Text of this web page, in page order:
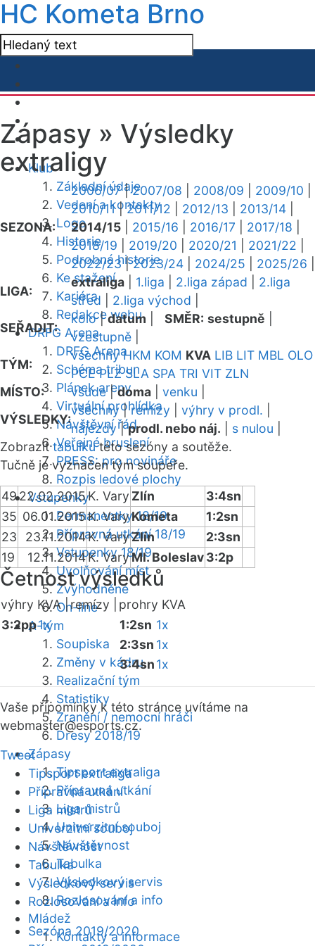
HC Kometa Brno
Klub
Základní údaje
Vedení a kontakty
Logo
Historie
Podrobná historie
Ke stažení
Kariéra
Redakce webu
DRFG Arena
DRFG Arena
Schéma tribun
Plánek areny
Virtuální prohlídka
Návštěvní řád
Veřejné bruslení
PRESS: pro novináře
Rozpis ledové plochy
Vstupenky
Permanentky 18/19
Přípravná utkání 18/19
Vstupenky 18/19
Uvolňování míst
Zvýhodněné
On-line
A-tým
Soupiska
Změny v kádru
Realizační tým
Statistiky
Zranění / nemocní hráči
Dresy 2018/19
Zápasy
Tipsport extraliga
Přípravná utkání
Liga mistrů
Univerzitní souboj
Návštěvnost
Tabulka
Výsledkový servis
Rozlosování a info
Mládež
Kontakty a informace
Zápasy » Výsledky
extraligy
SEZONA:
2006/07|2007/08 2008/09 2009/10
2010/11|2011/12 2012/13 2013/14
2014/15
2015/16 2016/17 2017/18
2018/19
2019/20 2020/21 2021/22
2022/23|2023/24 2024/25 2025/26
LIGA:
extraliga 1.liga 2.liga západ
2.liga
střed
2.liga východ
SEŘADIT:
kolo|datum SMĚR: sestupně
vzestupně
TÝM:
všechny HKM KOM KVA LIB LIT MBL OLO
PCE PLZ SLA SPA TRI VIT ZLN
MÍSTO:
všude|doma venku
VÝSLEDKY:
všechny|remízy výhry v prodl.
nájezdy|prodl. nebo náj. s nulou
Zobrazittabulkutéto sezóny a soutěže.
Tučně je vyznačen tým soupeře.
4922.02.2015K. Vary Zlín
3:4sn
35 06.01.2015K. VaryKometa
1:2sn
23
23.11.2014K. VaryZlín
2:3sn
19
12.11.2014K. VaryMl. Boleslav3:2p
Četnost výsledků
výhry KVA |remízy |
prohry KVA
3:2pp1x 1:2sn 1x
2:3sn 1x
3:4sn1x
Vaše připomínky k této stránce uvítáme na
webmaster@esports.cz.
Tweet
Tipsport extraliga
Přípravná utkání
Liga mistrů
Univerzitní souboj
Návštěvnost
Tabulka
Výsledkový servis
Rozlosování a info
Sezóna 2019/2020